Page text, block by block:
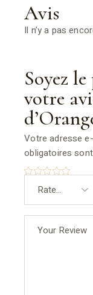
Avis
Il n’y a pas
Soyez
votre
Votre adresse
obligatoires